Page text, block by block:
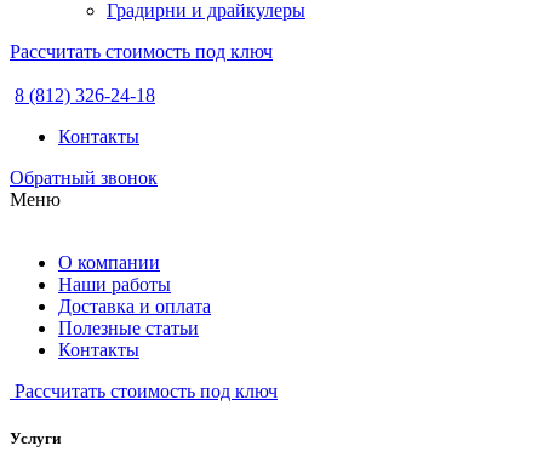
Градирни и драйкулеры
Рассчитать стоимость под ключ
8 (812) 326-24-18
Контакты
Обратный звонок
Меню
О компании
Наши работы
Доставка и оплата
Полезные статьи
Контакты
Рассчитать стоимость под ключ
Услуги